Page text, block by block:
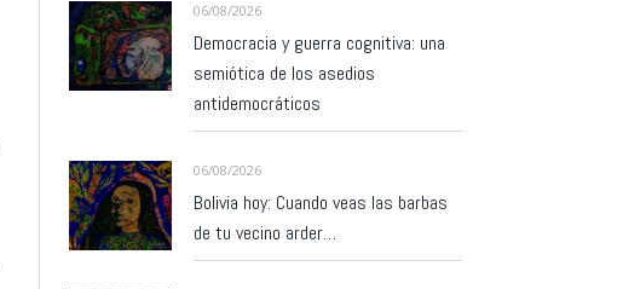
06/08/2026
Democracia y guerra cognitiva: una
semiótica de los asedios
antidemocráticos
06/08/2026
Bolivia hoy: Cuando veas las barbas
de tu vecino arder…